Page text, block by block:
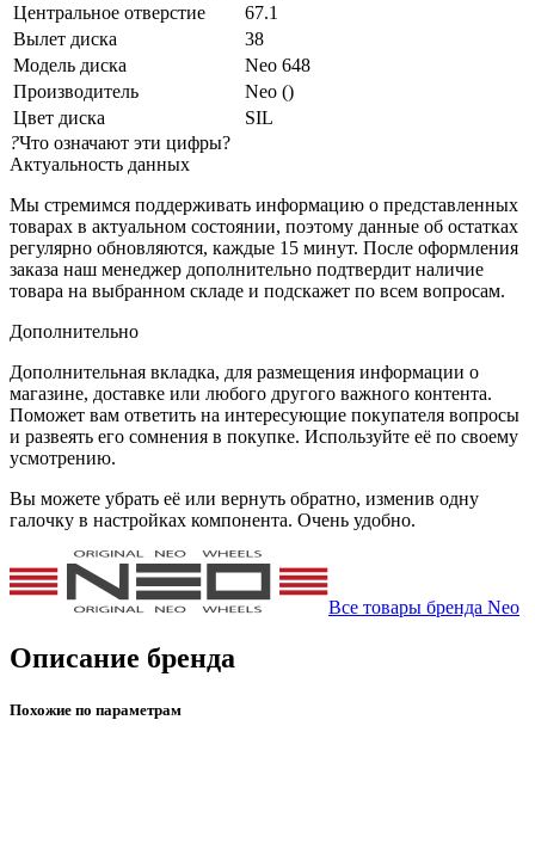
Центральное отверстие
67.1
Вылет диска
38
Модель диска
Neo 648
Производитель
Neo ()
Цвет диска
SIL
?Что означают эти цифры?
Актуальность данных
Мы стремимся поддерживать информацию о представленных
товарах в актуальном состоянии, поэтому данные об остатках
регулярно обновляются, каждые 15 минут. После оформления
заказа наш менеджер дополнительно подтвердит наличие
товара на выбранном складе и подскажет по всем вопросам.
Дополнительно
Дополнительная вкладка, для размещения информации о
магазине, доставке или любого другого важного контента.
Поможет вам ответить на интересующие покупателя вопросы
и развеять его сомнения в покупке. Используйте её по своему
усмотрению.
Вы можете убрать её или вернуть обратно, изменив одну
галочку в настройках компонента. Очень удобно.
Все товары бренда Neo
Описание бренда
Похожие по параметрам